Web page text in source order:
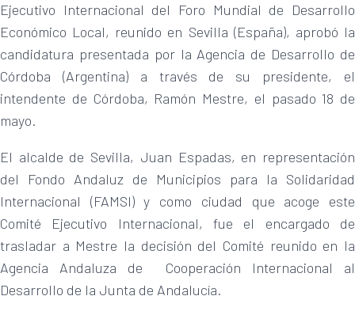
Ejecutivo Internacional del Foro Mundial de Desarrollo
Económico Local, reunido en Sevilla (España), aprobó la
candidatura presentada por la Agencia de Desarrollo de
Córdoba (Argentina) a través de su presidente, el
intendente de Córdoba, Ramón Mestre, el pasado 18 de
mayo.
El alcalde de Sevilla, Juan Espadas, en representación
del Fondo Andaluz de Municipios para la Solidaridad
Internacional (FAMSI) y como ciudad que acoge este
Comité Ejecutivo Internacional, fue el encargado de
trasladar a Mestre la decisión del Comité reunido en la
Agencia Andaluza de Cooperación Internacional al
Desarrollo de la Junta de Andalucía.